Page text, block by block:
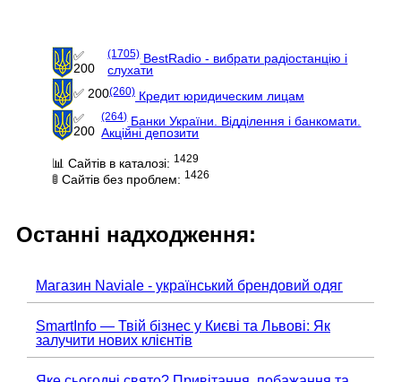
✅
200
(1705)BestRadio - вибрати радіостанцію і
слухати
✅ 200(260) Кредит юридическим лицам
✅
200
(264)Банки України. Відділення і банкомати.
Акційні депозити
📊 Сайтів в каталозі: 1429
🚦 Сайтів без проблем: 1426
Останні надходження:
Магазин Naviale - український брендовий одяг
SmartInfo — Твій бізнес у Києві та Львові: Як
залучити нових клієнтів